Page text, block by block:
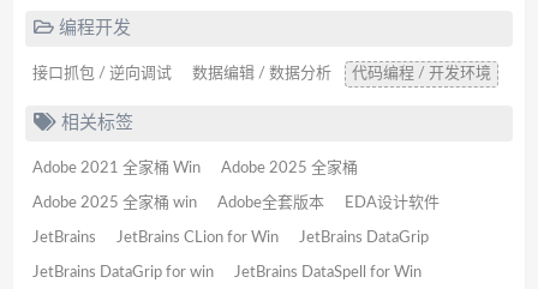
编程开发
接口抓包 / 逆向调试 数据编辑 / 数据分析 代码编程 / 开发环境
相关标签
Adobe 2021 全家桶 Win Adobe 2025 全家桶
Adobe 2025 全家桶 win Adobe全套版本 EDA设计软件
JetBrains JetBrains CLion for Win JetBrains DataGrip
JetBrains DataGrip for win JetBrains DataSpell for Win